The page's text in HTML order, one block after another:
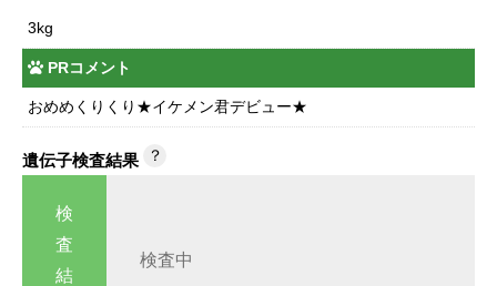
3kg
PRコメント
おめめくりくり★イケメン君デビュー★
遺伝子検査結果 ？
検
査
結
検査中